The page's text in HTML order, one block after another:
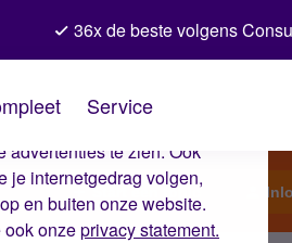
dat je ervaring op de
advertenties te zien. Ook
je internetgedrag volgen,
en buiten onze website.
ook onzeprivacy statement.
36x de beste volgens
Service
Start een topic